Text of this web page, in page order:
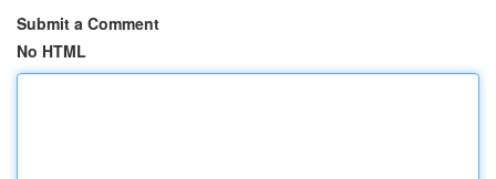
Submit a Comment
No HTML